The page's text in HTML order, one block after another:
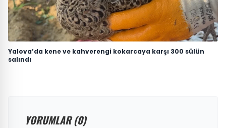
Yalova’da kene ve kahverengi kokarcaya karşı 300 sülün
salındı
YORUMLAR (0)